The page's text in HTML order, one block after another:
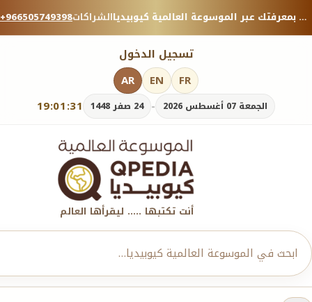
+966505749398الشراكات منصة معرفية موثوقة — شارك بمعرفتك عبر الموسوعة العالمية كيوبيديا.
تسجيل الدخول
19:01:32 الجمعة 07 أغسطس 2026 - 24 صفر 1448
AR EN FR
أنت تكتبها ..... ليقرأها العالم